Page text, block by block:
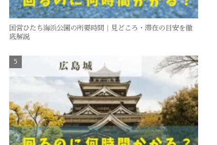
国営ひたち海浜公園の所要時間｜見どころ・滞在の目安を徹
底解説